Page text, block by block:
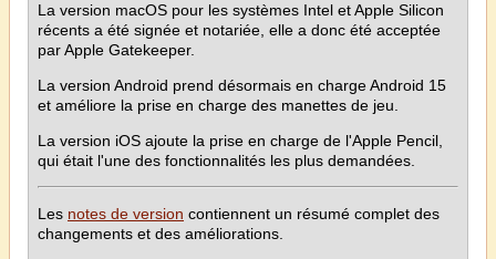
La version macOS pour les systèmes Intel et Apple Silicon
récents a été signée et notariée, elle a donc été acceptée
par Apple Gatekeeper.
La version Android prend désormais en charge Android 15
et améliore la prise en charge des manettes de jeu.
La version iOS ajoute la prise en charge de l'Apple Pencil,
qui était l'une des fonctionnalités les plus demandées.
Les notes de version contiennent un résumé complet des
changements et des améliorations.